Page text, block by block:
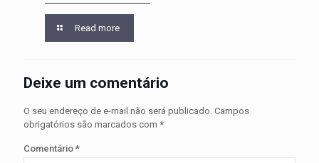
Read more
Deixe um comentário
O seu endereço de e-mail não será publicado. Campos
obrigatórios são marcados com *
Comentário *